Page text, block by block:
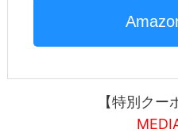
【特別クー